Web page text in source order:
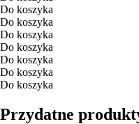
Do koszyka
Do koszyka
Do koszyka
Do koszyka
Do koszyka
Do koszyka
Do koszyka
Przydatne